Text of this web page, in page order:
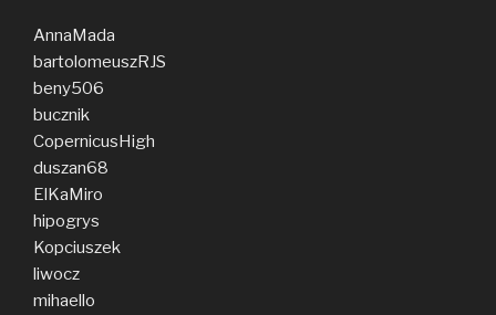
AnnaMada
bartolomeuszRJS
beny506
bucznik
CopernicusHigh
duszan68
ElKaMiro
hipogrys
Kopciuszek
liwocz
mihaello